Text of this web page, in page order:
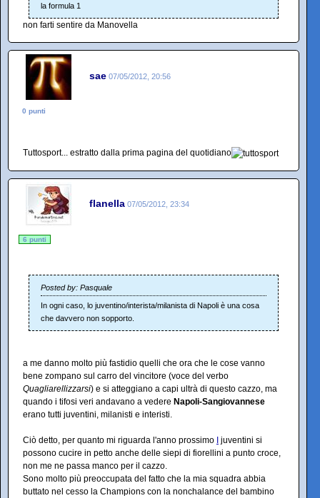
la formula 1
non farti sentire da Manovella
sae 07/05/2012, 20:56
0 punti
Tuttosport... estratto dalla prima pagina del quotidiano
flanella 07/05/2012, 23:34
6 punti
Posted by: Pasquale
In ogni caso, lo juventino/interista/milanista di Napoli è una cosa
che davvero non sopporto.
a me danno molto più fastidio quelli che ora che le cose vanno
bene zompano sul carro del vincitore (voce del verbo
Quagliarellizzarsi) e si atteggiano a capi ultrà di questo cazzo, ma
quando i tifosi veri andavano a vedere Napoli-Sangiovannese
erano tutti juventini, milanisti e interisti.
Ciò detto, per quanto mi riguarda l'anno prossimo I juventini si
possono cucire in petto anche delle siepi di fiorellini a punto croce,
non me ne passa manco per il cazzo.
Sono molto più preoccupata del fatto che la mia squadra abbia
buttato nel cesso la Champions con la nonchalance del bambino